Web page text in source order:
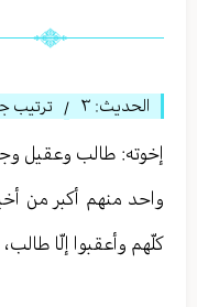
الحديث: ٣ / ترتيب
إخوته: طالب وعقيل
واحد منهم أكبر من
كلّهم وأعقبوا إلّا